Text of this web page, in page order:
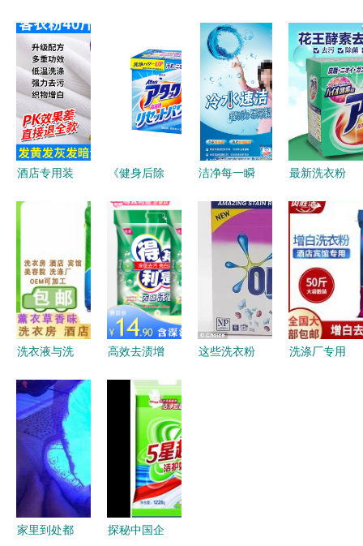
酒店专用装
《健身后除
衣粉好物榜
强力洗衣粉
掘金指南》
洁净每一瞬
衣粉全新上
市
最新洗衣粉
分析 强力
洗衣粉推荐
洗衣液与洗
强力洗衣粉
依然是清洁
领域的中流
砥柱？
高效去渍增
家庭衣物清
洁的全能法
宝
这些洗衣粉
洗涤厂专用
家里到处都 探秘中国企